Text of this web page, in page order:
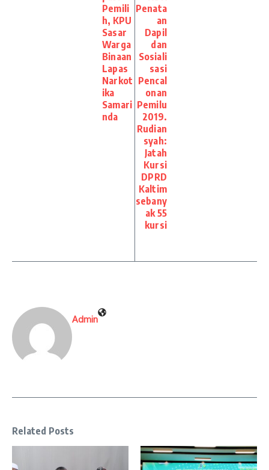
Pemili
h, KPU
Sasar
Warga
Binaan
Lapas
Narkot
ika
Samari
nda
Penata
an
Dapil
dan
Sosiali
sasi
Pencal
onan
Pemilu
2019.
Rudian
syah:
Jatah
Kursi
DPRD
Kaltim
sebany
ak 55
kursi
Admin
Related Posts